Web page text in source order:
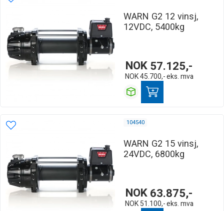
WARN G2 12 vinsj,
12VDC, 5400kg
NOK57.125,-
NOK45.700,-eks. mva
104540
WARN G2 15 vinsj,
24VDC, 6800kg
NOK63.875,-
NOK 51.100,-eks. mva